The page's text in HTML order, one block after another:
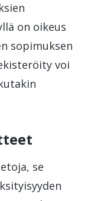
on oikeus
sopimuksen
voi
se